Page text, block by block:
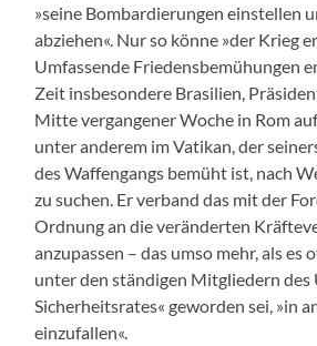
»seine Bombardierungen einstellen
abziehen«. Nur so könne »der Krieg
Umfassende Friedensbemühungen
Zeit insbesondere Brasilien,
Mitte vergangener Woche in Rom
unter anderem im Vatikan, der
des Waffengangs bemüht ist, nach
zu suchen. Er verband das mit der
Ordnung an die veränderten
anzupassen – das umso mehr, als es
unter den ständigen Mitgliedern des
Sicherheitsrates« geworden sei, »in
einzufallen«.